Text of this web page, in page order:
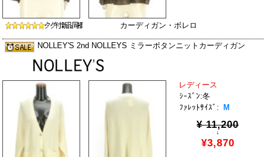
カーディガン・ボレロ
NOLLEY'S 2nd NOLLEYS ミラーボタンニットカーディガン
レディース
ｼｰｽﾞﾝ:冬
ﾌｧﾚｯﾄｻｲｽﾞ:
M
¥ 11,200
↓
¥3,870